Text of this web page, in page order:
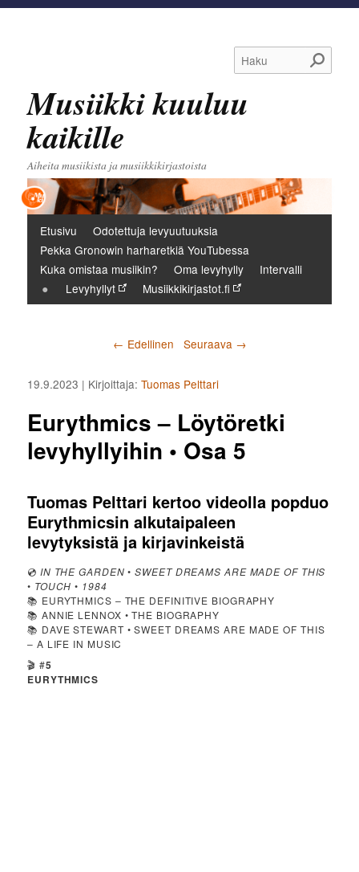
Haku
Musiikki kuuluu
kaikille
Aiheita musiikista ja musiikkikirjastoista
Päävalikko
Etusivu
Odotettuja levyuutuuksia
Pekka Gronowin harharetkiä YouTubessa
Kuka omistaa musiikin?
Oma levyhylly
Intervalli
Levyhyllyt
Musiikkikirjastot.fi
Artikkelien selaus
← Edellinen Seuraava →
Eurythmics – Löytöretki
levyhyllyihin • Osa 5
19.9.2023 | Kirjoittaja:Tuomas Pelttari
Tuomas Pelttari kertoo videolla popduo
Eurythmicsin alkutaipaleen
levytyksistä ja kirjavinkeistä
💿 IN THE GARDEN •SWEET DREAMS ARE MADE OF THIS
• TOUCH • 1984
📚 EURYTHMICS – THE DEFINITIVE BIOGRAPHY
📚 ANNIE LENNOX • THE BIOGRAPHY
📚 DAVE STEWART • SWEET DREAMS ARE MADE OF THIS
– A LIFE IN MUSIC
🎬 #5
EURYTHMICS